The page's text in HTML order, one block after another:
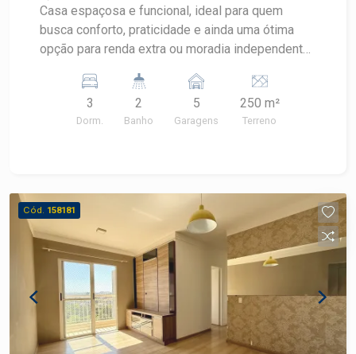
Casa espaçosa e funcional, ideal para quem
busca conforto, praticidade e ainda uma ótima
opção para renda extra ou moradia independente
Sala aconchegante Jardim 02 dormitórios bem
distribuídos Ampla cozinha com gabinete e ótimo
espaço interno Banheiro social com gabinete e
independente, oferecendo: Sala 01 dormitório
Cozinha Banheiro social
3
Dorm.
2
Banho
5
Garagens
250 m²
Terreno
Cód. 158181